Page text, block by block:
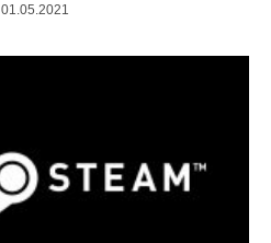
01.05.2021